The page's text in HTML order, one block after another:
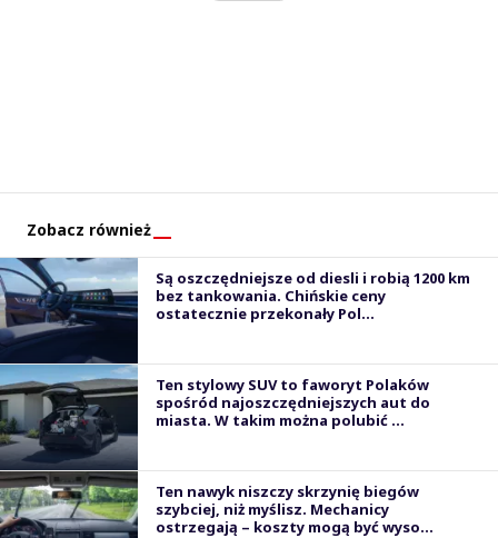
Zobacz również
Są oszczędniejsze od diesli i robią 1200 km
bez tankowania. Chińskie ceny
ostatecznie przekonały Pol...
Ten stylowy SUV to faworyt Polaków
spośród najoszczędniejszych aut do
miasta. W takim można polubić ...
Ten nawyk niszczy skrzynię biegów
szybciej, niż myślisz. Mechanicy
ostrzegają – koszty mogą być wyso...